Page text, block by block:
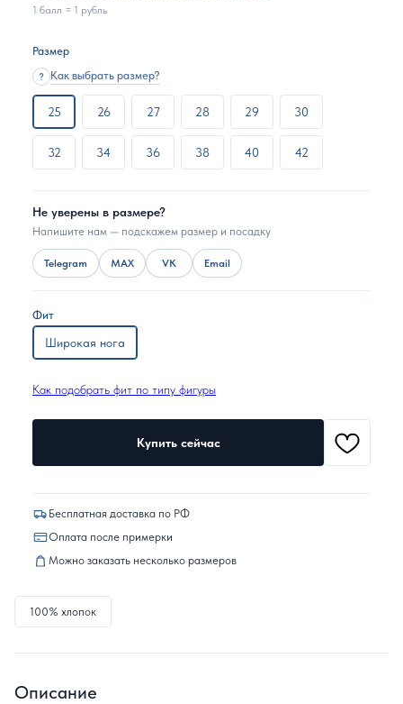
1 балл = 1 рубль
Размер
? Как выбрать размер?
25 26 27 28 29 30
32 34 36 38 40 42
Не уверены в размере?
Напишите нам — подскажем размер и посадку
Telegram MAX VK Email
Фит
Широкая нога
Как подобрать фит по типу фигуры
Купить сейчас
Бесплатная доставка по РФ
Оплата после примерки
Можно заказать несколько размеров
100% хлопок
Описание